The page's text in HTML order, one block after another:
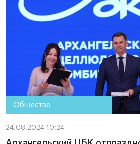
Общество
24.08.2024 10:24